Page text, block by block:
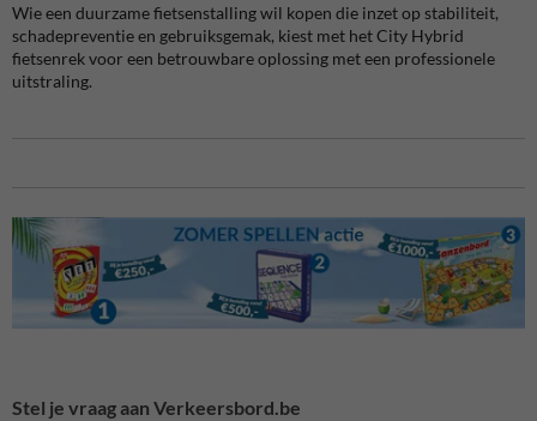
Wie een duurzame fietsenstalling wil kopen die inzet op stabiliteit,
schadepreventie en gebruiksgemak, kiest met het City Hybrid
fietsenrek voor een betrouwbare oplossing met een professionele
uitstraling.
Stel je vraag aan Verkeersbord.be